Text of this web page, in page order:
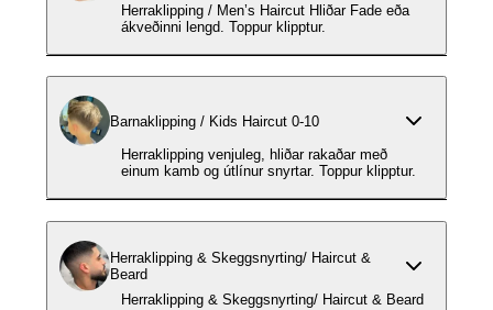
Herraklipping / Men’s Haircut Hliðar Fade eða
ákveðinni lengd. Toppur klipptur.
Barnaklipping / Kids Haircut 0-10
Herraklipping venjuleg, hliðar rakaðar með
einum kamb og útlínur snyrtar. Toppur klipptur.
Herraklipping & Skeggsnyrting/ Haircut &
Beard
Herraklipping & Skeggsnyrting/ Haircut & Beard